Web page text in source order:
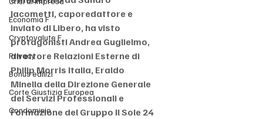
Economia F
Cryptovalute F
Privacy
Bonus edilizi
Corte Giustizia Europea
Condominio
Iacometti, caporedattore e
inviato di Libero, ha visto
protagonisti Andrea Guglielmo,
direttore Relazioni Esterne di
Philip Morris Italia, Eraldo
Minella della Direzione Generale
dei Servizi Professionali e
Formazione del Gruppo Il Sole 24